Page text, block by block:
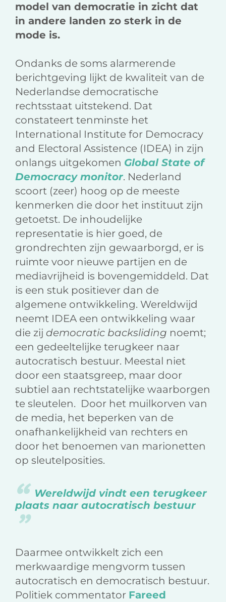
model van democratie in zicht dat
in andere landen zo sterk in de
mode is.
Ondanks de soms alarmerende
berichtgeving lijkt de kwaliteit van de
Nederlandse democratische
rechtsstaat uitstekend. Dat
constateert tenminste het
International Institute for Democracy
and Electoral Assistence (IDEA) in zijn
onlangs uitgekomen Global State of
Democracy monitor. Nederland
scoort (zeer) hoog op de meeste
kenmerken die door het instituut zijn
getoetst. De inhoudelijke
representatie is hier goed, de
grondrechten zijn gewaarborgd, er is
ruimte voor nieuwe partijen en de
mediavrijheid is bovengemiddeld. Dat
is een stuk positiever dan de
algemene ontwikkeling. Wereldwijd
neemt IDEA een ontwikkeling waar
die zij democratic backsliding noemt;
een gedeeltelijke terugkeer naar
autocratisch bestuur. Meestal niet
door een staatsgreep, maar door
subtiel aan rechtstatelijke waarborgen
te sleutelen. Door het muilkorven van
de media, het beperken van de
onafhankelijkheid van rechters en
door het benoemen van marionetten
op sleutelposities.
Wereldwijd vindt een terugkeer
plaats naar autocratisch bestuur
Daarmee ontwikkelt zich een
merkwaardige mengvorm tussen
autocratisch en democratisch bestuur.
Politiek commentator Fareed